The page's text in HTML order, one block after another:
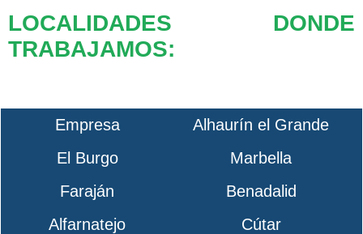
LOCALIDADES DONDE
TRABAJAMOS:
Empresa
Alhaurín el Grande
El Burgo
Marbella
Faraján
Benadalid
Alfarnatejo
Cútar